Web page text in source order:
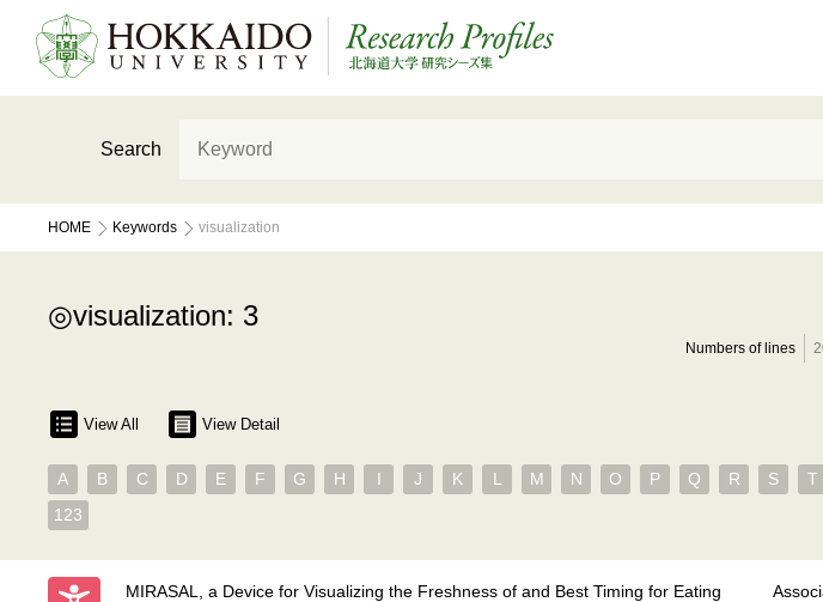
Search
HOME Keywords visualization
visualization: 3
Numbers of lines
View All View Detail
A B C D E F G H I J K L M N O P Q R S T
123
MIRASAL, a Device for Visualizing the Freshness of and Best Timing for Eating